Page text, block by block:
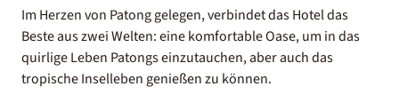
Im Herzen von Patong gelegen, verbindet das Hotel das
Beste aus zwei Welten: eine komfortable Oase, um in das
quirlige Leben Patongs einzutauchen, aber auch das
tropische Inselleben genießen zu können.